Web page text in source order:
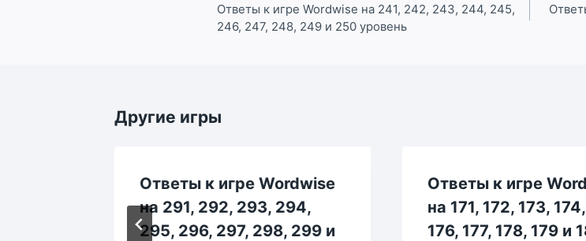
по
записям
Ответы к игре Wordwise на 241, 242, 243, 244, 245,
246, 247, 248, 249 и 250 уровень
Другие игры
Ответы к игре Wordwise
на 291, 292, 293, 294,
295, 296, 297, 298, 299 и
Ответы к игре
на 171, 172, 173,
176, 177, 178, 179 и